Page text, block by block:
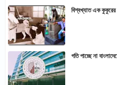
বিশ্বখ্যাত এক কুকুরের
গতি পাচ্ছে না